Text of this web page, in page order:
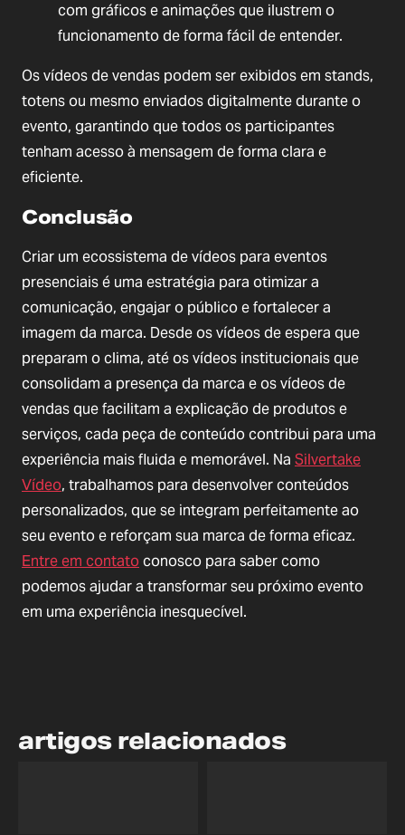
com gráficos e animações que ilustrem o
funcionamento de forma fácil de entender.
Os vídeos de vendas podem ser exibidos em stands,
totens ou mesmo enviados digitalmente durante o
evento, garantindo que todos os participantes
tenham acesso à mensagem de forma clara e
eficiente.
Conclusão
Criar um ecossistema de vídeos para eventos
presenciais é uma estratégia para otimizar a
comunicação, engajar o público e fortalecer a
imagem da marca. Desde os vídeos de espera que
preparam o clima, até os vídeos institucionais que
consolidam a presença da marca e os vídeos de
vendas que facilitam a explicação de produtos e
serviços, cada peça de conteúdo contribui para uma
experiência mais fluida e memorável. Na Silvertake
Vídeo, trabalhamos para desenvolver conteúdos
personalizados, que se integram perfeitamente ao
seu evento e reforçam sua marca de forma eficaz.
Entre em contatoconosco para saber como
podemos ajudar a transformar seu próximo evento
em uma experiência inesquecível.
artigos relacionados